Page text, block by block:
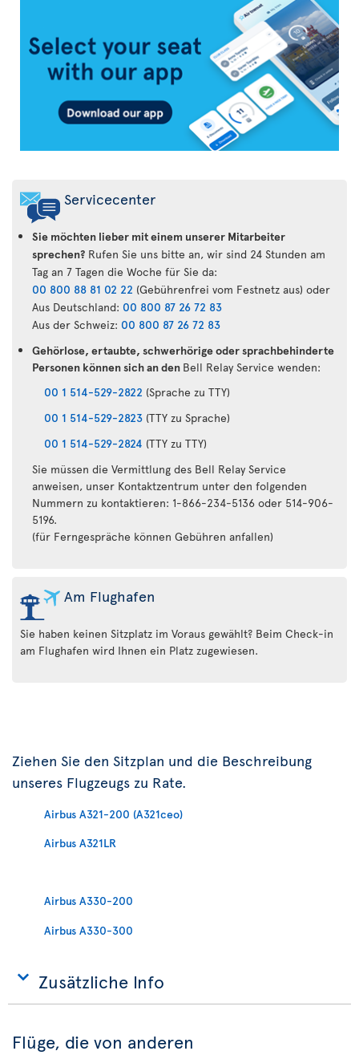
App
Servicecenter
Sie möchten lieber mit einem unserer Mitarbeiter
sprechen? Rufen Sie uns bitte an, wir sind 24 Stunden am
Tag an 7 Tagen die Woche für Sie da:
00 800 88 81 02 22 (Gebührenfrei vom Festnetz aus) oder
Aus Deutschland: 00 800 87 26 72 83
Aus der Schweiz: 00 800 87 26 72 83
Gehörlose, ertaubte, schwerhörige oder sprachbehinderte
Personen können sich an den Bell Relay Service wenden:
00 1 514-529-2822 (Sprache zu TTY)
00 1 514-529-2823 (TTY zu Sprache)
00 1 514-529-2824 (TTY zu TTY)
Sie müssen die Vermittlung des Bell Relay Service
anweisen, unser Kontaktzentrum unter den folgenden
Nummern zu kontaktieren: 1-866-234-5136 oder 514-906-
5196.
(für Ferngespräche können Gebühren anfallen)
Am Flughafen
Sie haben keinen Sitzplatz im Voraus gewählt? Beim Check-in
am Flughafen wird Ihnen ein Platz zugewiesen.
Ziehen Sie den Sitzplan und die Beschreibung
unseres Flugzeugs zu Rate.
Airbus A321-200 (A321ceo)
Airbus A321LR
Airbus A330-200
Airbus A330-300
Zusätzliche Info
Flüge, die von anderen